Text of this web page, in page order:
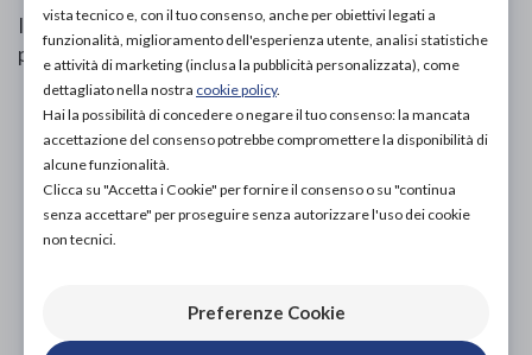
Indispensabile per eliminare pesantezza, gonfiori,
prurito, crampi.
PROVA E ACQUISTA IN NEGOZIO
DA26,00€
PROVA E NOLEGGIA IN NEGOZIO
NON DISPONIBILE
vista tecnico e, con il tuo consenso, anche per obiettivi legati a
funzionalità, miglioramento dell'esperienza utente, analisi statistiche
e attività di marketing (inclusa la pubblicità personalizzata), come
dettagliato nella nostra cookie policy.
Hai la possibilità di concedere o negare il tuo consenso: la mancata
accettazione del consenso potrebbe compromettere la disponibilità di
alcune funzionalità.
Clicca su "Accetta i Cookie" per fornire il consenso o su "continua
senza accettare" per proseguire senza autorizzare l'uso dei cookie
non tecnici.
Preferenze Cookie